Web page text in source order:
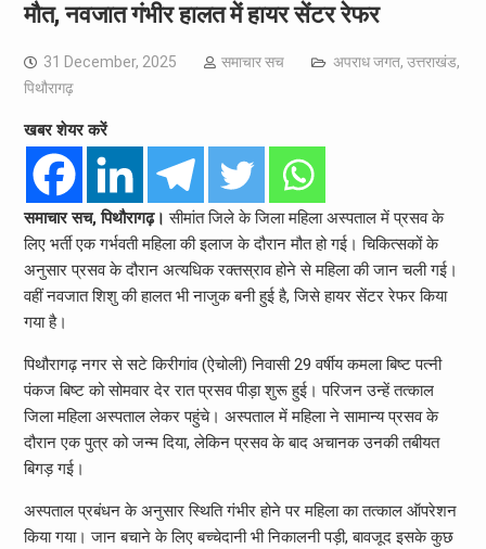
मौत, नवजात गंभीर हालत में हायर सेंटर रेफर
31 December, 2025 समाचार सच अपराध जगत, उत्तराखंड,
पिथौरागढ़
खबर शेयर करें
समाचार सच, पिथौरागढ़। सीमांत जिले के जिला महिला अस्पताल में प्रसव के
लिए भर्ती एक गर्भवती महिला की इलाज के दौरान मौत हो गई। चिकित्सकों के
अनुसार प्रसव के दौरान अत्यधिक रक्तस्राव होने से महिला की जान चली गई।
वहीं नवजात शिशु की हालत भी नाजुक बनी हुई है, जिसे हायर सेंटर रेफर किया
गया है।
पिथौरागढ़ नगर से सटे किरीगांव (ऐचोली) निवासी 29 वर्षीय कमला बिष्ट पत्नी
पंकज बिष्ट को सोमवार देर रात प्रसव पीड़ा शुरू हुई। परिजन उन्हें तत्काल
जिला महिला अस्पताल लेकर पहुंचे। अस्पताल में महिला ने सामान्य प्रसव के
दौरान एक पुत्र को जन्म दिया, लेकिन प्रसव के बाद अचानक उनकी तबीयत
बिगड़ गई।
अस्पताल प्रबंधन के अनुसार स्थिति गंभीर होने पर महिला का तत्काल ऑपरेशन
किया गया। जान बचाने के लिए बच्चेदानी भी निकालनी पड़ी, बावजूद इसके कुछ